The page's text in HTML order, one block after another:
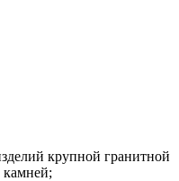
крупной гранитной